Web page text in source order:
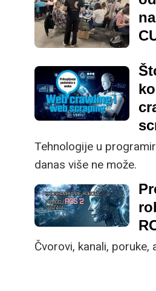
Tehnologije u
danas više ne može.
Čvorovi, kanali, poruke,